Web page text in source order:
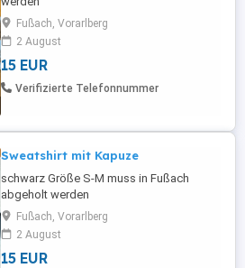
Fußach, Vorarlberg
2 August
15 EUR
Verifizierte Telefonnummer
Sweatshirt mit Kapuze
schwarz Größe S-M muss in Fußach
abgeholt werden
Fußach, Vorarlberg
2 August
15 EUR